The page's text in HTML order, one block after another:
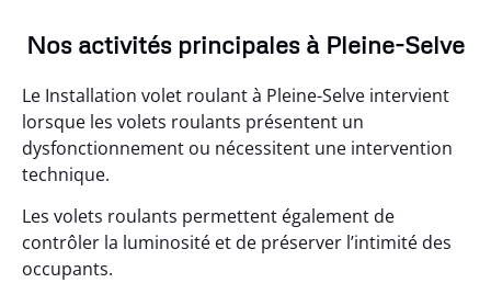
Nos activités principales à Pleine-Selve
Le Installation volet roulant à Pleine-Selve intervient
lorsque les volets roulants présentent un
dysfonctionnement ou nécessitent une intervention
technique.
Les volets roulants permettent également de
contrôler la luminosité et de préserver l’intimité des
occupants.